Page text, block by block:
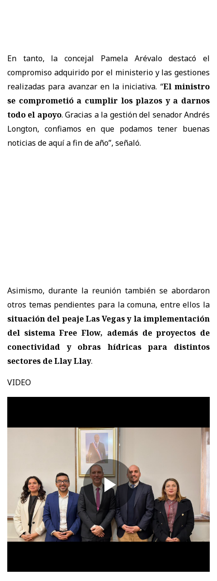
En tanto, la concejal Pamela Arévalo destacó el
compromiso adquirido por el ministerio y las gestiones
realizadas para avanzar en la iniciativa. “El ministro
se comprometió a cumplir los plazos y a darnos
todo el apoyo. Gracias a la gestión del senador Andrés
Longton, confiamos en que podamos tener buenas
noticias de aquí a fin de año”, señaló.
Asimismo, durante la reunión también se abordaron
otros temas pendientes para la comuna, entre ellos la
situación del peaje Las Vegas y la implementación
del sistema Free Flow, además de proyectos de
conectividad y obras hídricas para distintos
sectores de Llay Llay.
VIDEO